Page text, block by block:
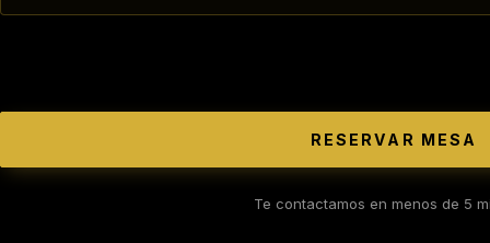
RESERVAR MESA
Te contactamos en menos de 5